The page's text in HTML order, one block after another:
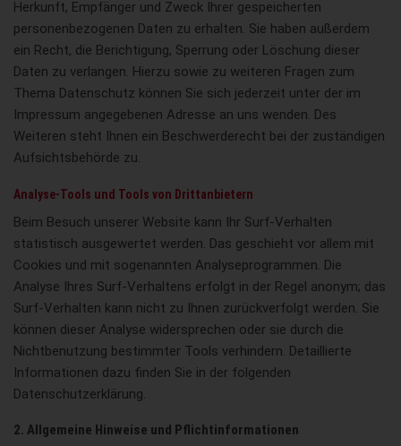
Herkunft, Empfänger und Zweck Ihrer gespeicherten
personenbezogenen Daten zu erhalten. Sie haben außerdem
ein Recht, die Berichtigung, Sperrung oder Löschung dieser
Daten zu verlangen. Hierzu sowie zu weiteren Fragen zum
Thema Datenschutz können Sie sich jederzeit unter der im
Impressum angegebenen Adresse an uns wenden. Des
Weiteren steht Ihnen ein Beschwerderecht bei der zuständigen
Aufsichtsbehörde zu.
Analyse-Tools und Tools von Drittanbietern
Beim Besuch unserer Website kann Ihr Surf-Verhalten
statistisch ausgewertet werden. Das geschieht vor allem mit
Cookies und mit sogenannten Analyseprogrammen. Die
Analyse Ihres Surf-Verhaltens erfolgt in der Regel anonym; das
Surf-Verhalten kann nicht zu Ihnen zurückverfolgt werden. Sie
können dieser Analyse widersprechen oder sie durch die
Nichtbenutzung bestimmter Tools verhindern. Detaillierte
Informationen dazu finden Sie in der folgenden
Datenschutzerklärung.
2. Allgemeine Hinweise und Pflichtinformationen